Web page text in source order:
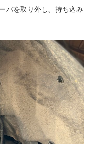
バを取り外し、持ち込み